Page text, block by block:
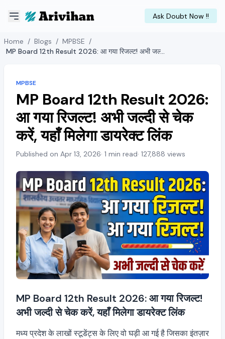
Ask Doubt Now !!
Home / Blogs / MPBSE /
MP Board 12th Result 2026: आ गया रिजल्ट! अभी जल्दी से चेक करें, यहाँ मिलेगा डायरेक्ट लिंक
MPBSE
MP Board 12th Result 2026:
आ गया रिजल्ट! अभी जल्दी से चेक
करें, यहाँ मिलेगा डायरेक्ट लिंक
Published on Apr 13, 2026· 1 min read· 127,888 views
MP Board 12th Result 2026: आ गया रिजल्ट!
अभी जल्दी से चेक करें, यहाँ मिलेगा डायरेक्ट लिंक
मध्य प्रदेश के लाखों स्टूडेंट्स के लिए वो घड़ी आ गई है जिसका इंतज़ार